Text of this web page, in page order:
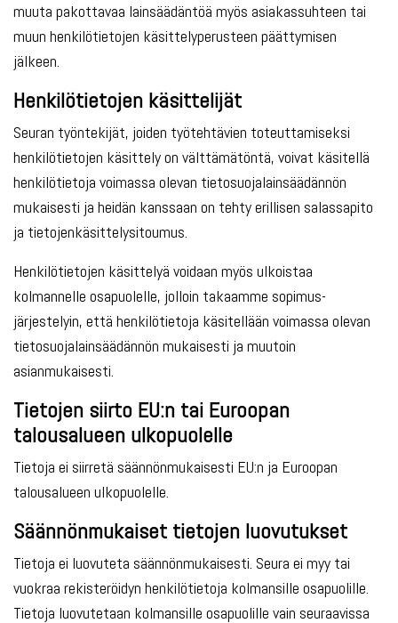
muuta pakottavaa lainsäädäntöä myös asiakassuhteen tai
muun henkilötietojen käsittelyperusteen päättymisen
jälkeen.
Henkilötietojen käsittelijät
Seuran työntekijät, joiden työtehtävien toteuttamiseksi
henkilötietojen käsittely on välttämätöntä, voivat käsitellä
henkilötietoja voimassa olevan tietosuojalainsäädännön
mukaisesti ja heidän kanssaan on tehty erillisen salassapito
ja tietojenkäsittelysitoumus.
Henkilötietojen käsittelyä voidaan myös ulkoistaa
kolmannelle osapuolelle, jolloin takaamme sopimus-
järjestelyin, että henkilötietoja käsitellään voimassa olevan
tietosuojalainsäädännön mukaisesti ja muutoin
asianmukaisesti.
Tietojen siirto EU:n tai Euroopan
talousalueen ulkopuolelle
Tietoja ei siirretä säännönmukaisesti EU:n ja Euroopan
talousalueen ulkopuolelle.
Säännönmukaiset tietojen luovutukset
Tietoja ei luovuteta säännönmukaisesti. Seura ei myy tai
vuokraa rekisteröidyn henkilötietoja kolmansille osapuolille.
Tietoja luovutetaan kolmansille osapuolille vain seuraavissa